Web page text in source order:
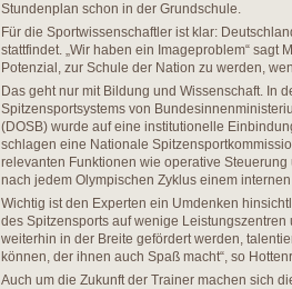
Stundenplan schon in der Grundschule.
Für die Sportwissenschaftler ist klar:
stattfindet. „Wir haben ein Imageproblem“ sagt
Potenzial, zur Schule der Nation zu werden,
Das geht nur mit Bildung und Wissenschaft. In
Spitzensportsystems von
(DOSB) wurde auf eine institutionelle
schlagen eine Nationale
relevanten Funktionen wie operative
nach jedem Olympischen Zyklus einem
Wichtig ist den Experten ein Umdenken
des Spitzensports auf wenige
weiterhin in der Breite gefördert werden,
können, der ihnen auch Spaß macht“, so
Auch um die Zukunft der Trainer machen sich